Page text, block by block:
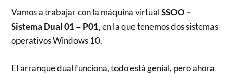
Vamos a trabajar con la máquina virtualSSOO –
Sistema Dual 01 – P01, en la que tenemos dos sistemas
operativos Windows 10.
El arranque dual funciona, todo está genial, pero ahora